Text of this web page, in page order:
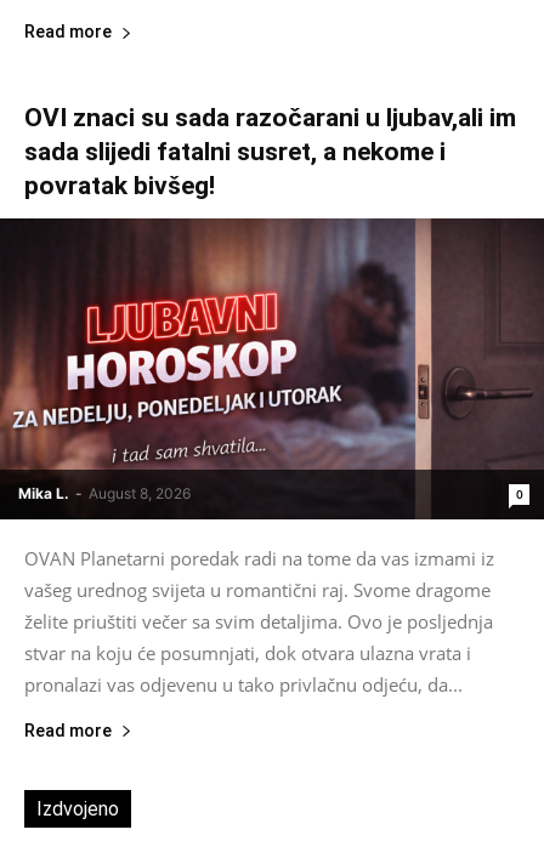
Read more
OVI znaci su sada razočarani u ljubav,ali im
sada slijedi fatalni susret, a nekome i
povratak bivšeg!
Mika L. - August 8, 2026 0
OVAN Planetarni poredak radi na tome da vas izmami iz
vašeg urednog svijeta u romantični raj. Svome dragome
želite priuštiti večer sa svim detaljima. Ovo je posljednja
stvar na koju će posumnjati, dok otvara ulazna vrata i
pronalazi vas odjevenu u tako privlačnu odjeću, da...
Read more
Izdvojeno